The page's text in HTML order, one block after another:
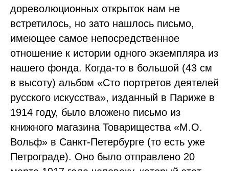
дореволюционных открыток нам не
встретилось, но зато нашлось письмо,
имеющее самое непосредственное
отношение к истории одного экземпляра из
нашего фонда. Когда-то в большой (43 см
в высоту) альбом «Сто портретов деятелей
русского искусства», изданный в Париже в
1914 году, было вложено письмо из
книжного магазина Товарищества «М.О.
Вольф» в Санкт-Петербурге (то есть уже
Петрограде). Оно было отправлено 20